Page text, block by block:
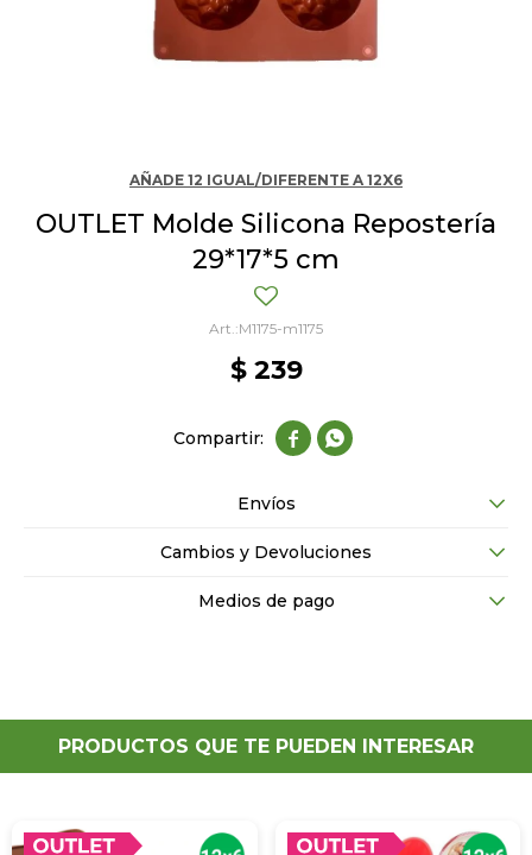
AÑADE 12 IGUAL/DIFERENTE A 12X6
OUTLET Molde Silicona Repostería
29*17*5 cm
M1175-m1175
$ 239
 
Envíos
Cambios y Devoluciones
Medios de pago
PRODUCTOS QUE TE PUEDEN INTERESAR